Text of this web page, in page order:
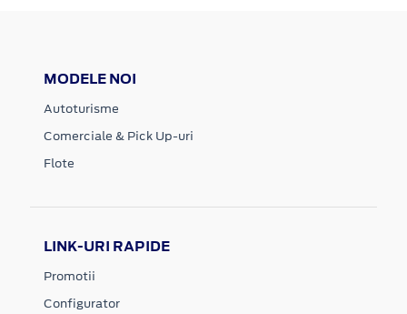
MODELE NOI
Autoturisme
Comerciale & Pick Up-uri
Flote
LINK-URI RAPIDE
Promotii
Configurator